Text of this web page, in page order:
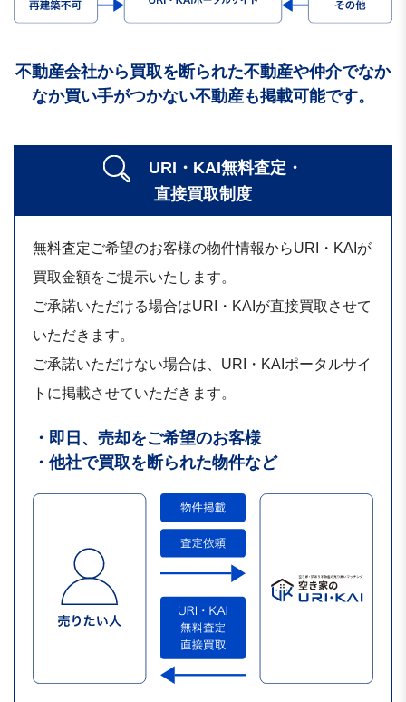
不動産会社から買取を断られた不動産や仲介でなか
なか買い手がつかない不動産も掲載可能です。
URI・KAI無料査定・
直接買取制度
無料査定ご希望のお客様の物件情報からURI・KAIが
買取金額をご提示いたします。
ご承諾いただける場合はURI・KAIが直接買取させて
いただきます。
ご承諾いただけない場合は、URI・KAIポータルサイ
トに掲載させていただきます。
・即日、売却をご希望のお客様
・他社で買取を断られた物件など